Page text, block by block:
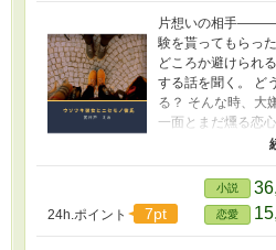
片想いの相手———
験を貰ってもらっ
どころか避けられ
する話を聞く。 ど
る？ そんな時、大
一面とまだ燻る恋
くなりたいの。ど
ソードは※をつけ
い〜 真面目女子×
とう のぞみ）…ク
真面目女子。初体
24h.ポイント 7pt
小説
恋愛